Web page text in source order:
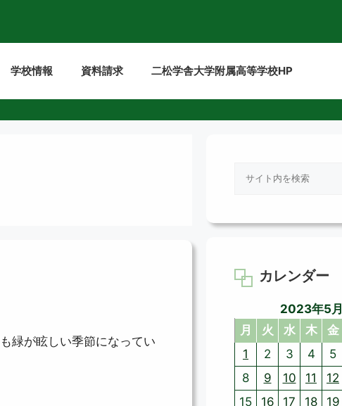
学校情報 資料請求 二松学舎大学附属高等学校HP
緑が眩しい季節になってい
カレンダー
2023年5月
月
火 水 木 金
1
2 3 4 5
8
9 10 11 12
15
16 17 18 19